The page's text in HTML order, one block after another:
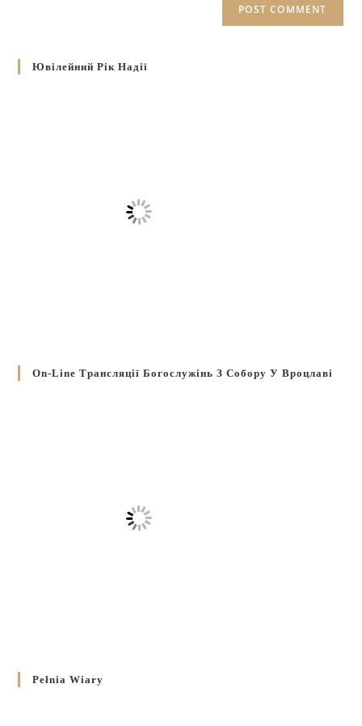
Ювілейний Рік Надії
On-Line Трансляції Богослужінь З Собору У Вроцлаві
Pełnia Wiary